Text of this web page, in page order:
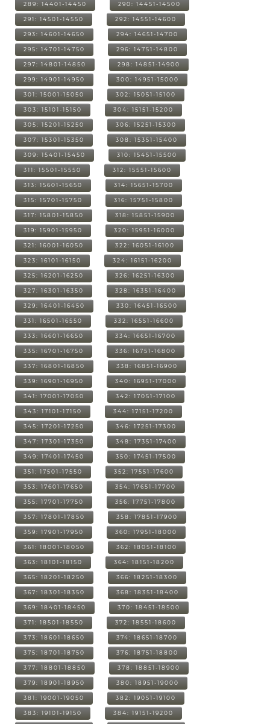
289: 14401-14450 290: 14451-14500
291: 14501-14550 292: 14551-14600
293: 14601-14650 294: 14651-14700
295: 14701-14750 296: 14751-14800
297: 14801-14850 298: 14851-14900
299: 14901-14950 300: 14951-15000
301: 15001-15050 302: 15051-15100
303: 15101-15150 304: 15151-15200
305: 15201-15250 306: 15251-15300
307: 15301-15350 308: 15351-15400
309: 15401-15450 310: 15451-15500
311: 15501-15550 312: 15551-15600
313: 15601-15650 314: 15651-15700
315: 15701-15750 316: 15751-15800
317: 15801-15850 318: 15851-15900
319: 15901-15950 320: 15951-16000
321: 16001-16050 322: 16051-16100
323: 16101-16150 324: 16151-16200
325: 16201-16250 326: 16251-16300
327: 16301-16350 328: 16351-16400
329: 16401-16450 330: 16451-16500
331: 16501-16550 332: 16551-16600
333: 16601-16650 334: 16651-16700
335: 16701-16750 336: 16751-16800
337: 16801-16850 338: 16851-16900
339: 16901-16950 340: 16951-17000
341: 17001-17050 342: 17051-17100
343: 17101-17150 344: 17151-17200
345: 17201-17250 346: 17251-17300
347: 17301-17350 348: 17351-17400
349: 17401-17450 350: 17451-17500
351: 17501-17550 352: 17551-17600
353: 17601-17650 354: 17651-17700
355: 17701-17750 356: 17751-17800
357: 17801-17850 358: 17851-17900
359: 17901-17950 360: 17951-18000
361: 18001-18050 362: 18051-18100
363: 18101-18150 364: 18151-18200
365: 18201-18250 366: 18251-18300
367: 18301-18350 368: 18351-18400
369: 18401-18450 370: 18451-18500
371: 18501-18550 372: 18551-18600
373: 18601-18650 374: 18651-18700
375: 18701-18750 376: 18751-18800
377: 18801-18850 378: 18851-18900
379: 18901-18950 380: 18951-19000
381: 19001-19050 382: 19051-19100
383: 19101-19150 384: 19151-19200